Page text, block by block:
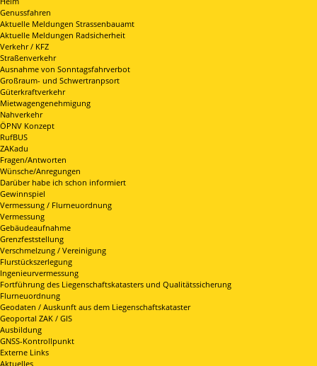
Genussfahren
Aktuelle Meldungen Strassenbauamt
Aktuelle Meldungen Radsicherheit
Verkehr / KFZ
Straßenverkehr
Ausnahme von Sonntagsfahrverbot
Großraum- und Schwertranpsort
Güterkraftverkehr
Mietwagengenehmigung
Nahverkehr
ÖPNV Konzept
RufBUS
ZAKadu
Fragen/Antworten
Wünsche/Anregungen
Darüber habe ich schon informiert
Gewinnspiel
Vermessung / Flurneuordnung
Vermessung
Gebäudeaufnahme
Grenzfeststellung
Verschmelzung / Vereinigung
Flurstückszerlegung
Ingenieurvermessung
Fortführung des Liegenschaftskatasters und Qualitätssicherung
Flurneuordnung
Geodaten / Auskunft aus dem Liegenschaftskataster
Geoportal ZAK / GIS
Ausbildung
GNSS-Kontrollpunkt
Externe Links
Aktuelles